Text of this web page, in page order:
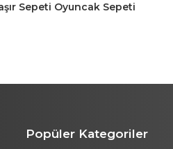
Sepeti Oyuncak Sepeti
Popüler Kategoriler